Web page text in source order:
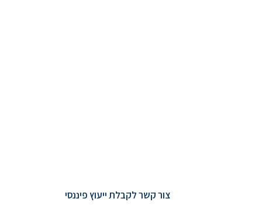
צור קשר לקבלת ייעוץ פיננסי